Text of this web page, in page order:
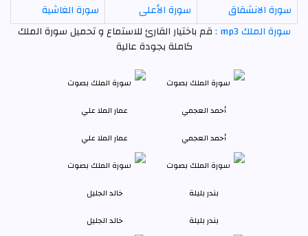
سورة الانشقاق
سورة الأعلى
سورة الغاشية
سورة الملك mp3 :
قم باختيار القارئ للاستماع و تحميل سورة الملك
كاملة بجودة عالية
أحمد العجمي عمار الملا علي
بندر بليلة خالد الجليل